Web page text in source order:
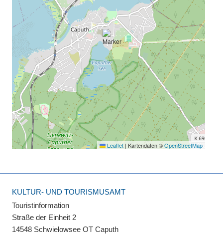
Leaflet | Kartendaten ©OpenStreetMap
KULTUR- UND TOURISMUSAMT
Touristinformation
Straße der Einheit 2
14548 Schwielowsee OT Caputh